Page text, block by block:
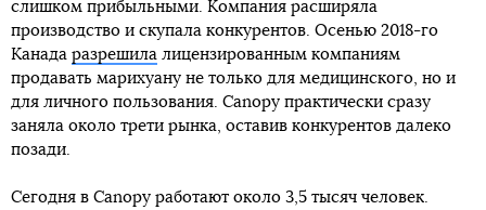
слишком прибыльными. Компания расширяла
производство и скупала конкурентов. Осенью 2018-го
Канада разрешила лицензированным компаниям
продавать марихуану не только для медицинского, но и
для личного пользования. Canopy практически сразу
заняла около трети рынка, оставив конкурентов далеко
позади.
Сегодня в Canopy работают около 3,5 тысяч человек.